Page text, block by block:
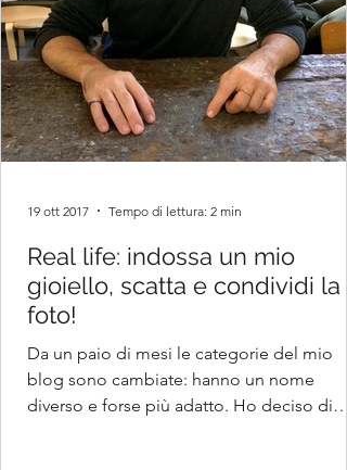
Real life: indossa un mio
gioiello, scatta e condividi la
foto!
Da un paio di mesi le categorie del mio
blog sono cambiate: hanno un nome
diverso e forse più adatto. Ho deciso di
19 ott 2017 Tempo di lettura: 2 min